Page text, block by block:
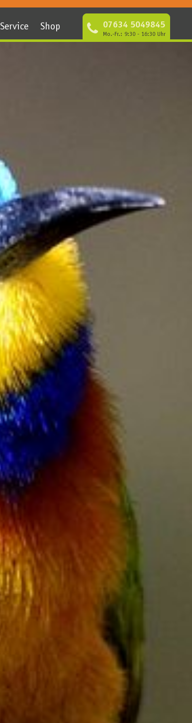
Service Shop 07634 5049845
Mo.-Fr.: 9:30 - 16:30 Uhr